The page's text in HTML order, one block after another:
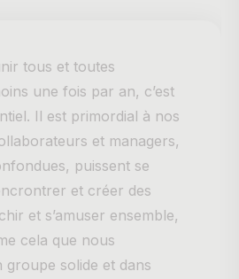
tous et toutes
une fois par an, c’est
Il est primordial à nos
et managers,
puissent se
et créer des
et s’amuser ensemble,
cela que nous
solide et dans